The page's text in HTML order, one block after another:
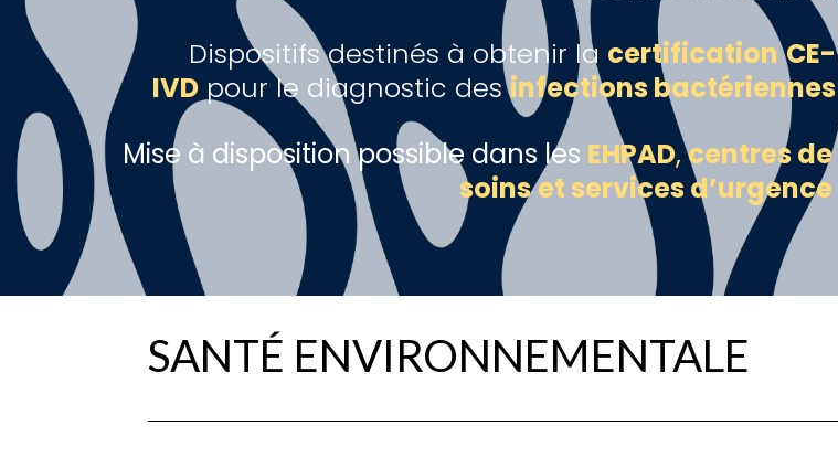
Dispositifs destinés à obtenir la certification CE-
IVD pour le diagnostic desinfections bactériennes
Mise à disposition possible dans les EHPAD,centres de
soinset services d’urgence
SANTÉ ENVIRONNEMENTALE